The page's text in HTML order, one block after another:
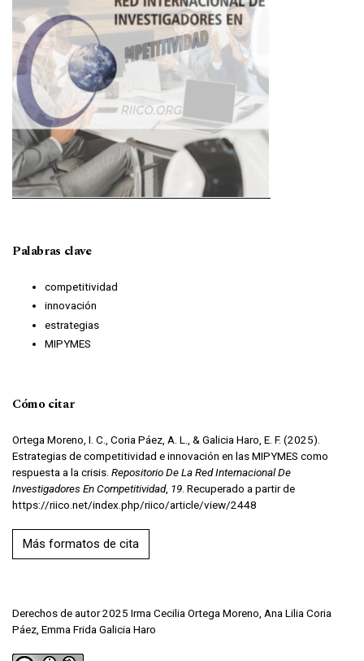
Palabras clave
competitividad
innovación
estrategias
MIPYMES
Cómo citar
Ortega Moreno, I. C., Coria Páez, A. L., & Galicia Haro, E. F. (2025).
Estrategias de competitividad e innovación en las MIPYMES como
respuesta a la crisis. Repositorio De La Red Internacional De
Investigadores En Competitividad, 19 . Recuperado a partir de
https://riico.net/index.php/riico/article/view/2448
Más formatos de cita
Derechos de autor 2025 Irma Cecilia Ortega Moreno, Ana Lilia Coria
Páez, Emma Frida Galicia Haro